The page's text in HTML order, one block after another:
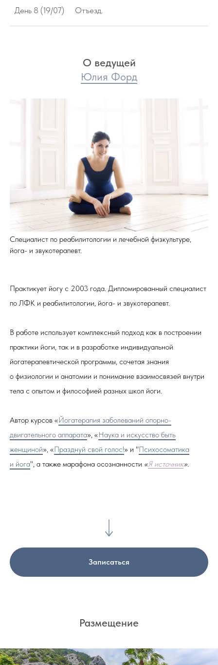
День 8 (19/07) Отъезд.
О ведущей
Юлия Форд
Специалист по реабилитологии и лечебной физкультуре,
йога- и звукотерапевт.
Практикует йогу с 2003 года. Дипломированный специалист
по ЛФК и реабилитологии, йога- и звукотерапевт.
В работе использует комплексный подход как в построении
практики йоги, так и в разработке индивидуальной
йогатерапевтической программы, сочетая знания
о физиологии и анатомии и понимание взаимосвязей внутри
тела с опытом и философией разных школ йоги.
Автор курсов «Йогатерапия заболеваний опорно-
двигательного аппарата», «Наука и искусство быть
женщиной», «Празднуй свой голос!» и "Психосоматика
и йога", а также марафона осознанности «Я источник».
Записаться
Размещение